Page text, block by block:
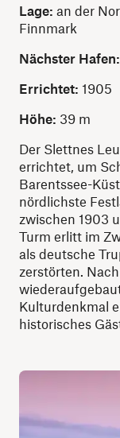
Lage: an der
Finnmark
Nächster Hafen:
Errichtet: 1905
Höhe: 39 m
Der Slettnes
errichtet, um
Barentssee-
nördlichste
zwischen 1903
Turm erlitt im
als deutsche
zerstörten.
Kulturdenkmal
historisches